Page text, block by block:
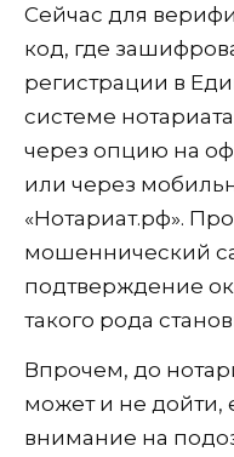
Сейчас для
код, где
регистрации в
системе
через опцию на
или через
«Нотариат.рф».
мошеннический
подтверждение
такого рода
Впрочем, до
может и не дойти,
внимание на